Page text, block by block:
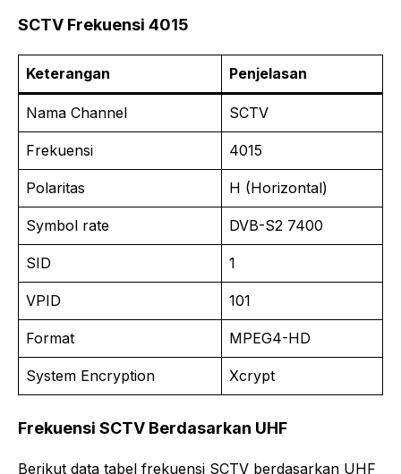
SCTV Frekuensi 4015
Keterangan Penjelasan
Nama Channel SCTV
Frekuensi 4015
Polaritas H (Horizontal)
Symbol rate DVB-S2 7400
SID 1
VPID 101
Format MPEG4-HD
System Encryption Xcrypt
Frekuensi SCTV Berdasarkan UHF
Berikut data tabel frekuensi SCTV berdasarkan UHF